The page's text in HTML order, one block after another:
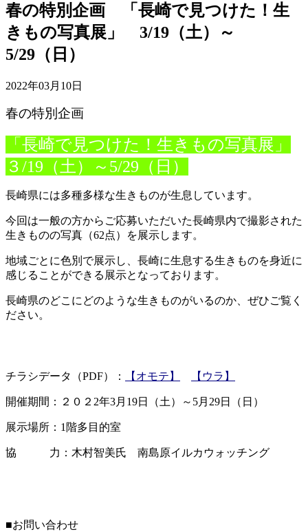
春の特別企画 「長崎で見つけた！生
きもの写真展」 3/19（土）～
5/29（日）
2022年03月10日
春の特別企画
「長崎で見つけた！生きもの写真展」
３/19（土）～5/29（日）
長崎県には多種多様な生きものが生息しています。
今回は一般の方からご応募いただいた長崎県内で撮影された
生きものの写真（62点）を展示します。
地域ごとに色別で展示し、長崎に生息する生きものを身近に
感じることができる展示となっております。
長崎県のどこにどのような生きものがいるのか、ぜひご覧く
ださい。
チラシデータ（PDF）： 【オモテ】 【ウラ】
開催期間：２０２2年3月19日（土）～5月29日（日）
展示場所：1階多目的室
協 力：木村智美氏 南島原イルカウォッチング
■お問い合わせ